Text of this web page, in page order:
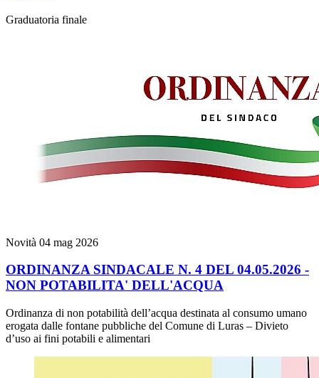
Graduatoria finale
Novità 04 mag 2026
ORDINANZA SINDACALE N. 4 DEL 04.05.2026 -
NON POTABILITA' DELL'ACQUA
Ordinanza di non potabilità dell’acqua destinata al consumo umano
erogata dalle fontane pubbliche del Comune di Luras – Divieto
d’uso ai fini potabili e alimentari